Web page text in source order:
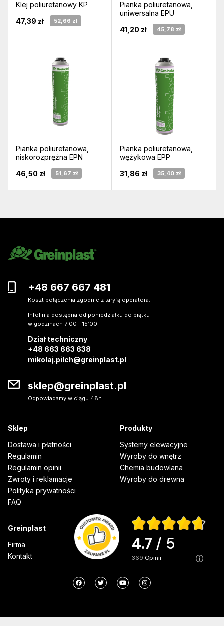
Klej poliuretanowy KP
47,39 zł
52,66 zł
Pianka poliuretanowa,
uniwersalna EPU
41,20 zł
45,78 zł
Pianka poliuretanowa,
niskorozprężna EPN
46,50 zł
51,67 zł
Pianka poliuretanowa,
wężykowa EPP
31,86 zł
35,40 zł
+48 667 667 481
Koszt połączenia zgodnie z taryfą operatora.
Infolinia dostępna od poniedziałku do piątku
w godzinach 7:00 - 15:00
Dział techniczny
+48 663 663 638
mikolaj.pilch@greinplast.pl
sklep@greinplast.pl
Odpowiadamy w ciągu 48h
Sklep
Dostawa i płatności
Regulamin
Regulamin opinii
Zwroty i reklamacje
Polityka prywatności
FAQ
Produkty
Systemy elewacyjne
Wyroby do wnętrz
Chemia budowlana
Wyroby do drewna
Greinplast
Firma
Kontakt
4.7 / 5
369 opinii